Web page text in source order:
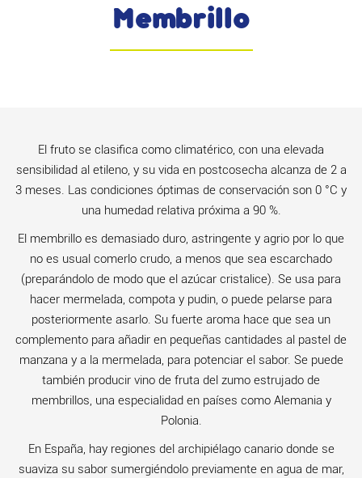
Membrillo
El fruto se clasifica como climatérico, con una elevada
sensibilidad al etileno, y su vida en postcosecha alcanza de 2 a
3 meses. Las condiciones óptimas de conservación son 0 °C y
una humedad relativa próxima a 90 %.
El membrillo es demasiado duro, astringente y agrio por lo que
no es usual comerlo crudo, a menos que sea escarchado
(preparándolo de modo que el azúcar cristalice). Se usa para
hacer mermelada, compota y pudin, o puede pelarse para
posteriormente asarlo. Su fuerte aroma hace que sea un
complemento para añadir en pequeñas cantidades al pastel de
manzana y a la mermelada, para potenciar el sabor. Se puede
también producir vino de fruta del zumo estrujado de
membrillos, una especialidad en países como Alemania y
Polonia.
En España, hay regiones del archipiélago canario donde se
suaviza su sabor sumergiéndolo previamente en agua de mar,